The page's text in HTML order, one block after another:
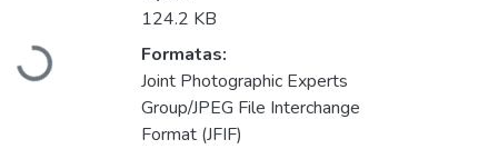
Įkeliama...
124.2 KB
Formatas:
Joint Photographic Experts
Group/JPEG File Interchange
Format (JFIF)